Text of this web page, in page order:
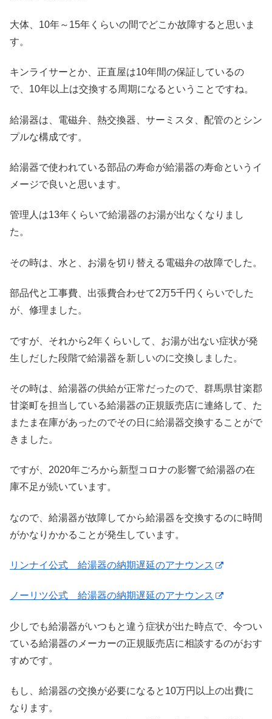
大体、10年～15年くらいの間でどこか故障すると思いま
す。
キンライサーとか、正直屋は10年間の保証しているの
で、10年以上は交換する周期になるということですね。
給湯器は、電磁弁、熱交換器、サーミスタ、配管のとシン
プルな構成です。
給湯器で使われている部品の寿命が給湯器の寿命というイ
メージで良いと思います。
管理人は13年くらいで給湯器のお湯が出なくなりまし
た。
その時は、水と、お湯を切り替える電磁弁の故障でした。
部品代と工事費、出張費合わせて2万5千円くらいでした
が、修理ました。
ですが、それから2年くらいして、お湯が出ない症状が発
生しだした段階で給湯器を新しいのに交換しました。
その時は、給湯器の供給が正常だったので、群馬県甘楽郡
甘楽町を担当している給湯器の正規販売店に連絡して、た
またま在庫があったのでその日に給湯器交換することがで
きました。
ですが、2020年ごろから新型コロナの影響で給湯器の在
庫不足が続いています。
なので、給湯器が故障してから給湯器を交換するのに時間
がかなりかかることが発生しています。
リンナイ公式 給湯器の納期遅延のアナウンス
ノーリツ公式 給湯器の納期遅延のアナウンス
少しでも給湯器がいつもと違う症状が出た時点で、今つい
ている給湯器のメーカーの正規販売店に相談するのがおす
すめです。
もし、給湯器の交換が必要になると10万円以上の出費に
なります。